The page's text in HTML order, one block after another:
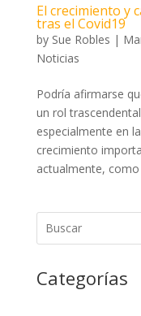
El crecimiento y
tras el Covid19
by Sue Robles |
Noticias
Podría afirmarse
un rol
especialmente en
crecimiento
actualmente, como
Categorías